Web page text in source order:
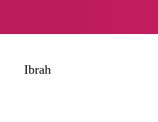
Ibrah